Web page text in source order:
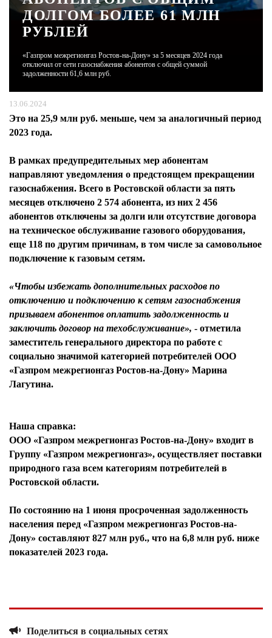
ДОЛГОМ БОЛЕЕ 61 МЛН
РУБЛЕЙ
«Газпром межрегионгаз Ростов-на-Дону» за 5 месяцев 2024 года
отключил от сети газоснабжения абонентов с общей суммой
задолженности 61,6 млн руб.
13.06.2024
Это на 25,9 млн руб. меньше, чем за аналогичный период
2023 года.
В рамках предупредительных мер абонентам
направляют уведомления о предстоящем прекращении
газоснабжения. Всего в Ростовской области за пять
месяцев отключено 2 574 абонента, из них 2 456
абонентов отключены за долги или отсутствие договора
на техническое обслуживание газового оборудования,
еще 118 по другим причинам, в том числе за самовольное
подключение к газовым сетям.
«Чтобы избежать дополнительных расходов по
отключению и подключению к сетям газоснабжения
призываем абонентов оплатить задолженность и
заключить договор на техобслуживание», - отметила
заместитель генерального директора по работе с
социально значимой категорией потребителей ООО
«Газпром межрегионгаз Ростов-на-Дону» Марина
Лагутина.
Наша справка:
ООО «Газпром межрегионгаз Ростов-на-Дону» входит в
Группу «Газпром межрегионгаз», осуществляет поставки
природного газа всем категориям потребителей в
Ростовской области.
По состоянию на 1 июня просроченная задолженность
населения перед «Газпром межрегионгаз Ростов-на-
Дону» составляют 827 млн руб., что на 6,8 млн руб. ниже
показателей 2023 года.
Поделиться в социальных сетях